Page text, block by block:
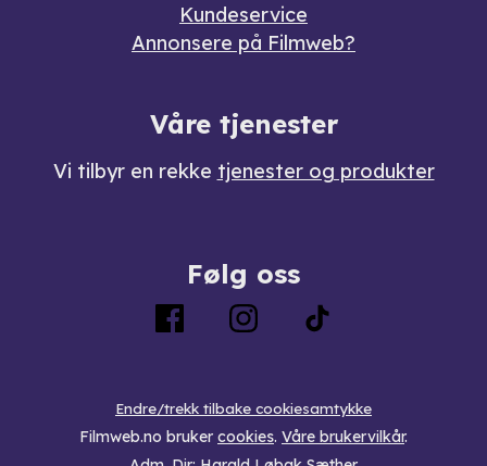
Kundeservice
Annonsere på Filmweb?
Våre tjenester
Vi tilbyr en rekke tjenester og produkter
Følg oss
Endre/trekk tilbake cookiesamtykke
Filmweb.no bruker cookies. Våre brukervilkår.